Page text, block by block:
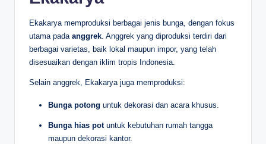
Ekakarya memproduksi berbagai jenis bunga, dengan fokus
utama pada anggrek. Anggrek yang diproduksi terdiri dari
berbagai varietas, baik lokal maupun impor, yang telah
disesuaikan dengan iklim tropis Indonesia.
Selain anggrek, Ekakarya juga memproduksi:
Bunga potong untuk dekorasi dan acara khusus.
Bunga hias potuntuk kebutuhan rumah tangga
maupun dekorasi kantor.